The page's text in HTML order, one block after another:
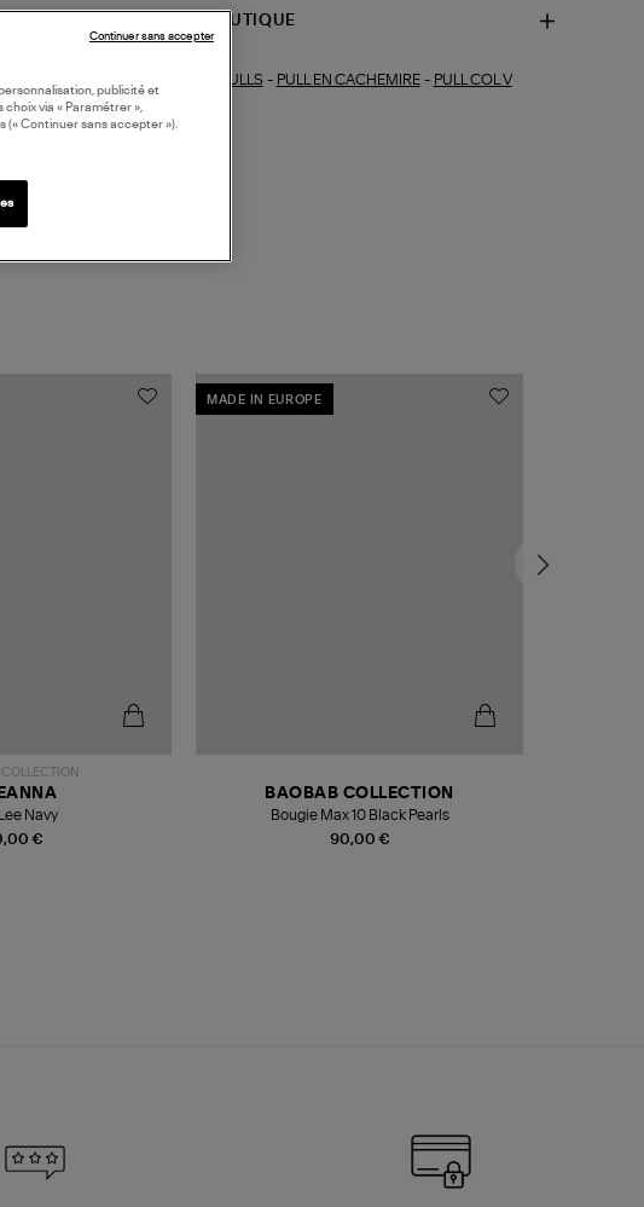
DISPONIBILITÉ BOUTIQUE
PULLS - PULL EN CACHEMIRE- PULL COL V
€
Navy
MADE IN EUROPE
90,00 €
BAOBAB COLLECTION
Bougie Max 10 Black Pearls
publicité et
via « Paramétrer »,
(« Continuer sans accepter »).
Continuer sans accepter